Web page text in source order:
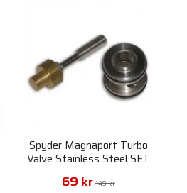
Spyder Magnaport Turbo
Valve Stainless Steel SET
69 kr 149 kr